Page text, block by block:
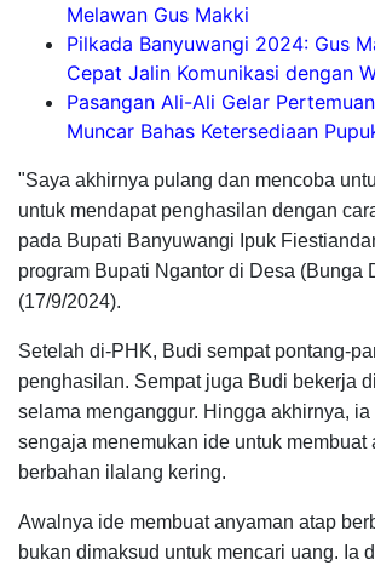
Melawan Gus Makki
Pilkada Banyuwangi 2024: Gus
Cepat Jalin Komunikasi dengan
Pasangan Ali-Ali Gelar
Muncar Bahas Ketersediaan
"Saya akhirnya pulang dan mencoba
untuk mendapat penghasilan dengan
pada Bupati Banyuwangi Ipuk
program Bupati Ngantor di Desa (Bunga
(17/9/2024).
Setelah di-PHK, Budi sempat pontang-
penghasilan. Sempat juga Budi bekerja
selama menganggur. Hingga akhirnya,
sengaja menemukan ide untuk membuat
berbahan ilalang kering.
Awalnya ide membuat anyaman atap
bukan dimaksud untuk mencari uang. Ia